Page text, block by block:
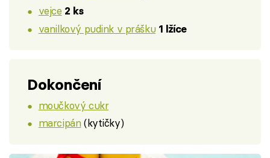
vejce 2 ks
vanilkový pudink v prášku 1 lžíce
Dokončení
moučkový cukr
marcipán(kytičky)